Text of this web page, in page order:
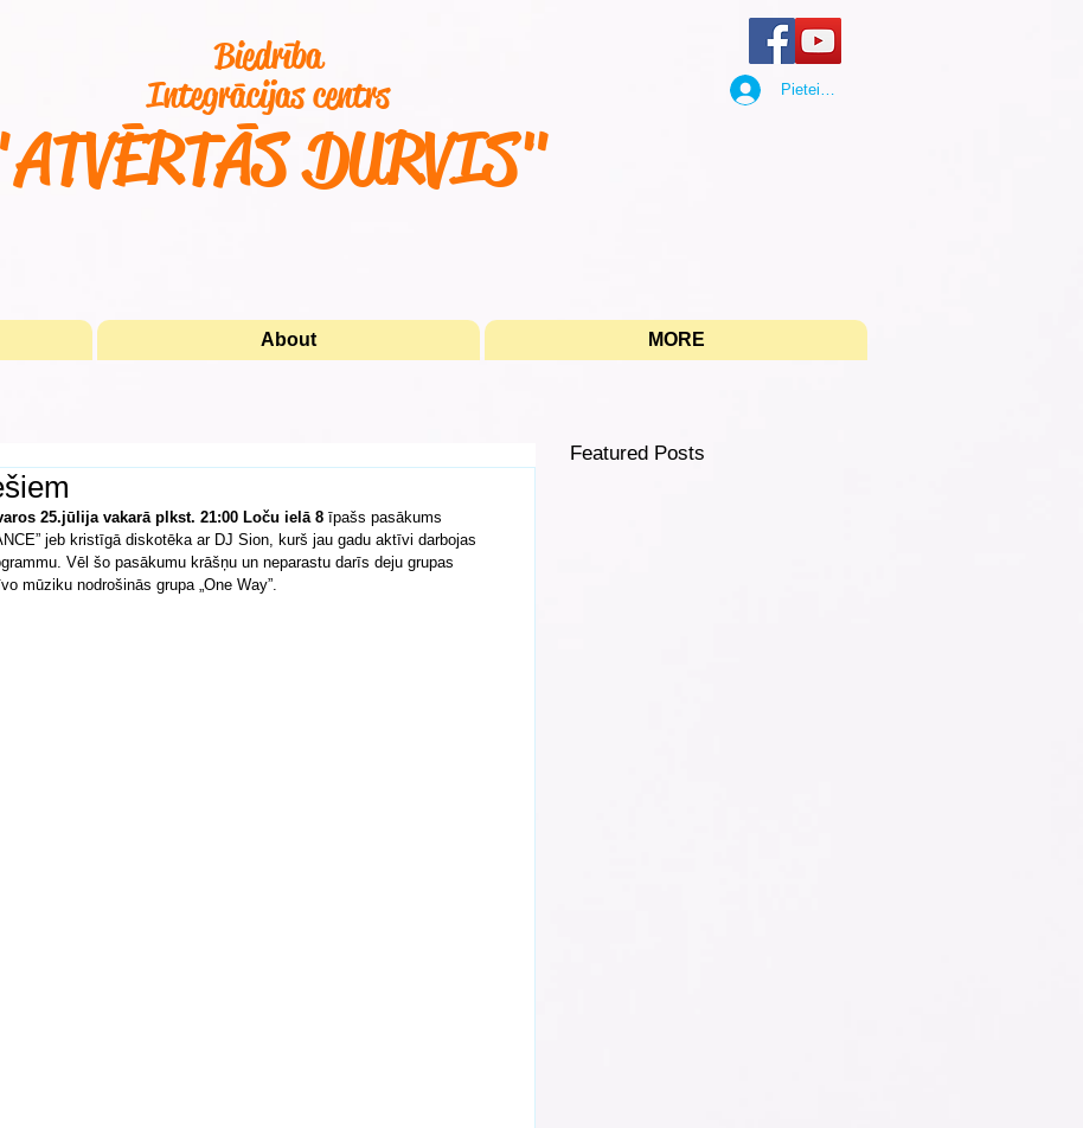
Biedrība
Integrācijas centrs
DURVIS"
Pieteikties
About MORE
25.jūlija vakarā plkst. 21:00 Loču ielā 8 īpašs pasākums
jeb kristīgā diskotēka ar DJ Sion, kurš jau gadu aktīvi darbojas
Vēl šo pasākumu krāšņu un neparastu darīs deju grupas
mūziku nodrošinās grupa „One Way”.
Featured Posts